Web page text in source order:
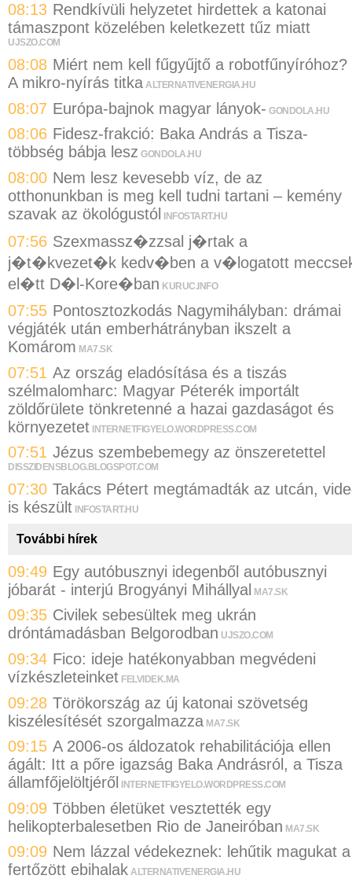
08:13 Rendkívüli helyzetet hirdettek a katonai
támaszpont közelében keletkezett tűz miatt
UJSZO.COM
08:08 Miért nem kell fűgyűjtő a robotfűnyíróhoz?
A mikro-nyírás titka ALTERNATIVENERGIA.HU
08:07 Európa-bajnok magyar lányok- GONDOLA.HU
08:06 Fidesz-frakció: Baka András a Tisza-
többség bábja lesz GONDOLA.HU
08:00 Nem lesz kevesebb víz, de az
otthonunkban is meg kell tudni tartani – kemény
szavak az ökológustól INFOSTART.HU
07:56 Szexmassz�zzsal j�rtak a
j�t�kvezet�k kedv�ben a v�logatott
el�tt D�l-Kore�ban KURUC.INFO
07:55 Pontosztozkodás Nagymihályban: drámai
végjáték után emberhátrányban ikszelt a
Komárom MA7.SK
07:51 Az ország eladósítása és a tiszás
szélmalomharc: Magyar Péterék importált
zöldőrülete tönkretenné a hazai gazdaságot és
környezetet INTERNETFIGYELO.WORDPRESS.COM
07:51 Jézus szembebemegy az önszeretettel
DISSZIDENSBLOG.BLOGSPOT.COM
07:30 Takács Pétert megtámadták az utcán,
is készült INFOSTART.HU
További hírek
09:49 Egy autóbusznyi idegenből autóbusznyi
jóbarát - interjú Brogyányi Mihállyal MA7.SK
09:35 Civilek sebesültek meg ukrán
dróntámadásban Belgorodban UJSZO.COM
09:34 Fico: ideje hatékonyabban megvédeni
vízkészleteinket FELVIDEK.MA
09:28 Törökország az új katonai szövetség
kiszélesítését szorgalmazza MA7.SK
09:15 A 2006-os áldozatok rehabilitációja ellen
ágált: Itt a pőre igazság Baka Andrásról, a Tisza
államfőjelöltjéről
INTERNETFIGYELO.WORDPRESS.COM
09:09 Többen életüket vesztették egy
helikopterbalesetben Rio de Janeiróban MA7.SK
09:09 Nem lázzal védekeznek: lehűtik magukat a
fertőzött ebihalak ALTERNATIVENERGIA.HU